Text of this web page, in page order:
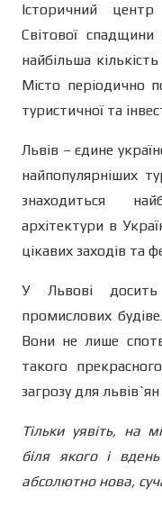
Історичний
Світової
найбільша
Місто періодично
туристичної та
Львів – єдине
найпопулярніших
знаходиться
архітектури в
цікавих заходів та
У Львові досить
промислових
Вони не лише
такого
загрозу для
Тільки уявіть, на
біля якого і
абсолютно нова,